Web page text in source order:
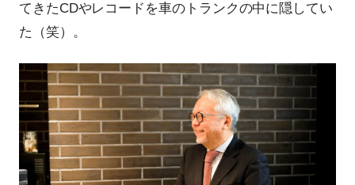
てきたCDやレコードを車のトランクの中に隠してい
た（笑）。